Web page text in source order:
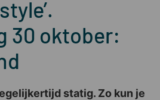
30 oktober:
statig. Zo kun je